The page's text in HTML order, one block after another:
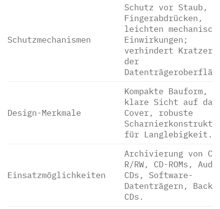
Schutzmechanismen
Schutz vor Staub,
Fingerabdrücken,
leichten
Einwirkungen;
verhindert Kratzer
der
Design-Merkmale
Kompakte Bauform,
klare Sicht auf das
Cover, robuste
für Langlebigkeit.
Einsatzmöglichkeiten
Archivierung von
R/RW, CD-ROMs,
CDs, Software-
Datenträgern,
CDs.